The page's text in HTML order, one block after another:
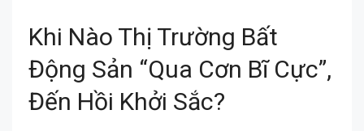
Khi Nào Thị Trường Bất
Động Sản “qua Cơn Bĩ Cực”,
Đến Hồi Khởi Sắc?